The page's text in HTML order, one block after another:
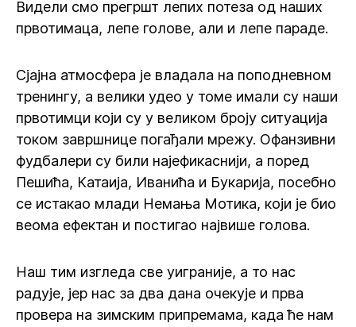
Видели смо прегршт лепих потеза од наших
првотимаца, лепе голове, али и лепе параде.
Сјајна атмосфера је владала на поподневном
тренингу, а велики удео у томе имали су наши
првотимци који су у великом броју ситуација
током завршнице погађали мрежу. Офанзивни
фудбалери су били најефикаснији, а поред
Пешића, Катаија, Иванића и Букарија, посебно
се истакао млади Немања Мотика, који је био
веома ефектан и постигао највише голова.
Наш тим изгледа све уиграније, а то нас
радује, јер нас за два дана очекује и прва
провера на зимским припремама, када ће нам